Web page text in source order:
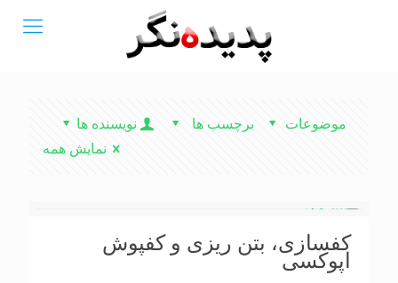
موضوعات برچسب ها
نویسنده ها
نمایش همه
کفسازی، بتن ریزی و کفپوش
اپوکسی